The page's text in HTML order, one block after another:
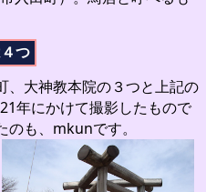
つ
、大神教本院の３つと上記の
年にかけて撮影したもので
も、mkunです。